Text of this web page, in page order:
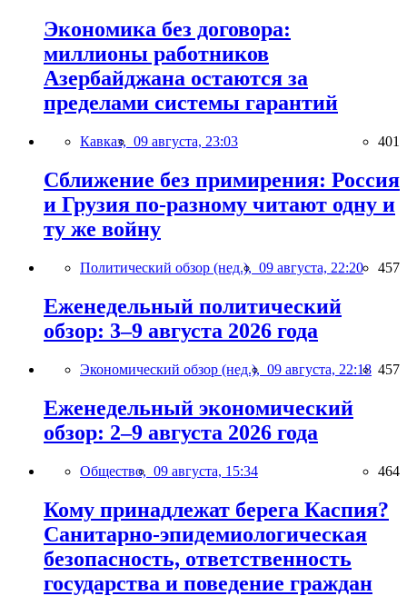
Экономика без договора:
миллионы работников
Азербайджана остаются за
пределами системы гарантий
Кавказ, 09 августа, 23:03 401
Сближение без примирения: Россия
и Грузия по-разному читают одну и
ту же войну
Политический обзор (нед.), 09 августа, 22:20 457
Еженедельный политический
обзор: 3–9 августа 2026 года
Экономический обзор (нед.), 09 августа, 22:18 457
Еженедельный экономический
обзор: 2–9 августа 2026 года
Общество, 09 августа, 15:34 464
Кому принадлежат берега Каспия?
Санитарно-эпидемиологическая
безопасность, ответственность
государства и поведение граждан